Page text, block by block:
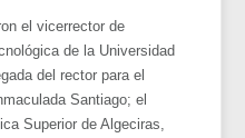
el vicerrector de
de la Universidad
del rector para el
Santiago; el
Superior de Algeciras,